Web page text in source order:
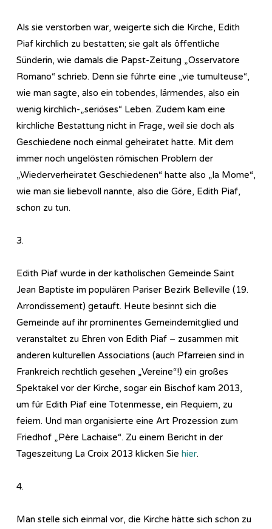
Als sie verstorben war, weigerte sich die Kirche, Edith
Piaf kirchlich zu bestatten; sie galt als öffentliche
Sünderin, wie damals die Papst-Zeitung „Osservatore
Romano“ schrieb. Denn sie führte eine „vie tumulteuse“,
wie man sagte, also ein tobendes, lärmendes, also ein
wenig kirchlich-„seriöses“ Leben. Zudem kam eine
kirchliche Bestattung nicht in Frage, weil sie doch als
Geschiedene noch einmal geheiratet hatte. Mit dem
immer noch ungelösten römischen Problem der
„Wiederverheiratet Geschiedenen“ hatte also „la Mome“,
wie man sie liebevoll nannte, also die Göre, Edith Piaf,
schon zu tun.
3.
Edith Piaf wurde in der katholischen Gemeinde Saint
Jean Baptiste im populären Pariser Bezirk Belleville (19.
Arrondissement) getauft. Heute besinnt sich die
Gemeinde auf ihr prominentes Gemeindemitglied und
veranstaltet zu Ehren von Edith Piaf – zusammen mit
anderen kulturellen Associations (auch Pfarreien sind in
Frankreich rechtlich gesehen „Vereine“!) ein großes
Spektakel vor der Kirche, sogar ein Bischof kam 2013,
um für Edith Piaf eine Totenmesse, ein Requiem, zu
feiern. Und man organisierte eine Art Prozession zum
Friedhof „Père Lachaise“. Zu einem Bericht in der
Tageszeitung La Croix 2013 klicken Sie hier.
4.
Man stelle sich einmal vor, die Kirche hätte sich schon zu